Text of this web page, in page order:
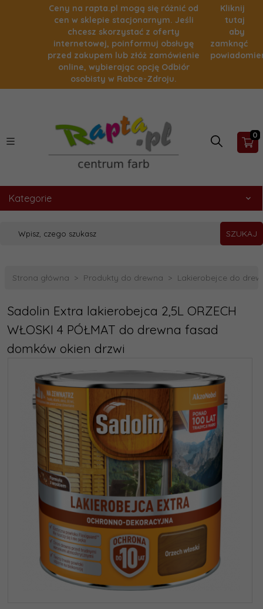
Ceny na rapta.pl mogą się różnić od
cen w sklepie stacjonarnym. Jeśli
chcesz skorzystać z oferty
internetowej, poinformuj obsługę
przed zakupem lub złóż zamówienie
online, wybierając opcję Odbiór
osobisty w Rabce-Zdroju.
Kliknij
tutaj
aby
zamknąć
0
Kategorie
SZUKAJ
Strona główna Produkty do drewna Lakierobejce do
Sadolin Extra lakierobejca 2,5L ORZECH
WŁOSKI 4 PÓŁMAT do drewna fasad
domków okien drzwi